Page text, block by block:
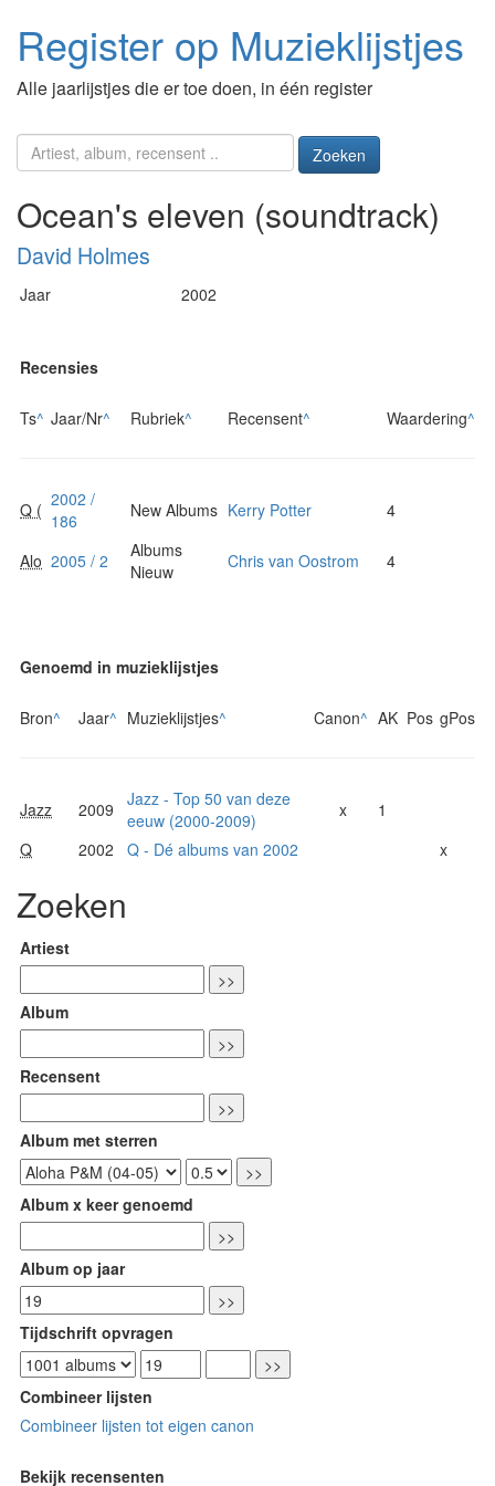
Register op Muzieklijstjes
Alle jaarlijstjes die er toe doen, in één register
Zoeken
Ocean's eleven (soundtrack)
David Holmes
Jaar 2002
Recensies
Ts^ Jaar/Nr^ Rubriek^ Recensent^ Waardering^
Q ( 2002 /
186
New Albums Kerry Potter 4
Alo 2005 / 2
Albums
Nieuw
Chris van Oostrom 4
Genoemd in muzieklijstjes
Bron^ Jaar^ Muzieklijstjes^ Canon^ AK Pos gPos
Jazz 2009
Jazz - Top 50 van deze
eeuw (2000-2009)
x
1
Q
2002 Q - Dé albums van 2002 x
Zoeken
Artiest
Album
Recensent
Album met sterren
Album x keer genoemd
Album op jaar
Tijdschrift opvragen
Combineer lijsten
Combineer lijsten tot eigen canon
Bekijk recensenten